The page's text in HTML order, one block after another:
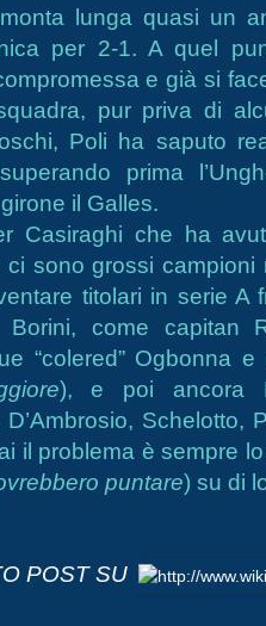
lunga quasi un
per 2-1. A quel
e già si
pur priva di
Poli ha saputo
prima
il Galles.
Casiraghi che ha
sono grossi
titolari in serie A
Borini, come capitan
“colered” Ogbonna e
), e poi ancora
Schelotto,
il problema è sempre
puntare) su di
POST SU